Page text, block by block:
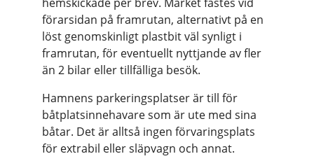
förarsidan på framrutan, alternativt på en
löst genomskinligt plastbit väl synligt i
framrutan, för eventuellt nyttjande av fler
än 2 bilar eller tillfälliga besök.
Hamnens parkeringsplatser är till för
båtplatsinnehavare som är ute med sina
båtar. Det är alltså ingen förvaringsplats
för extrabil eller släpvagn och annat.